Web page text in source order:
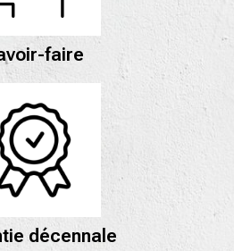
faire
décennale